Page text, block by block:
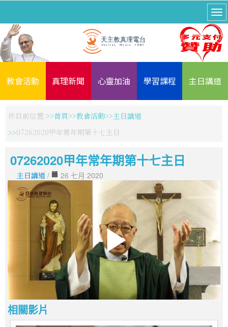
教會活動 真理新聞 心靈加油 學習課程 主日講道
你目前位置: 首頁 教會活動
主日講道
07262020甲年常年期第十七主日
07262020甲年常年期第十七主日
主日講道 / 26 七月 2020
相關影片